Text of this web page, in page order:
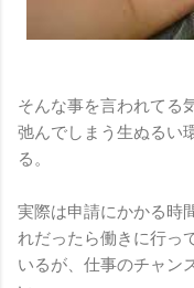
そんな事を言われてる
弛んでしまう生ぬるい
る。
実際は申請にかかる時
れだったら働きに行っ
いるが、仕事のチャン